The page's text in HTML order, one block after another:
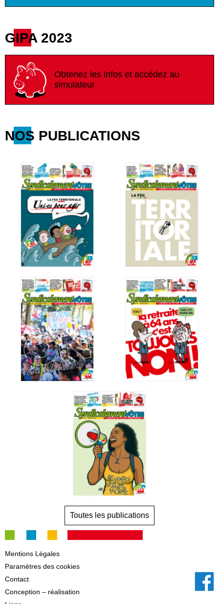
GIPA 2023
Obtenez les infos et accédez au
simulateur
NOS PUBLICATIONS
Toutes les publications
Mentions Légales
Paramètres des cookies
Contact
Conception – réalisation